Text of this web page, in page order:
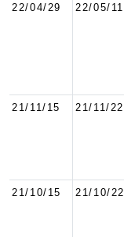
22/04/29 22/05/11
21/11/15 21/11/22
21/10/15 21/10/22